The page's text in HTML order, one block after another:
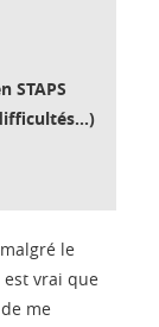
STAPS
le
vrai que
me